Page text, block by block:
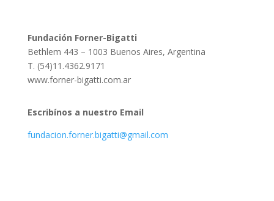
Fundación Forner-Bigatti
Bethlem 443 – 1003 Buenos Aires, Argentina
T. (54)11.4362.9171
www.forner-bigatti.com.ar
Escribínos a nuestro Email
fundacion.forner.bigatti@gmail.com